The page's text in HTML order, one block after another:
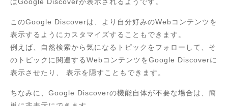
ばGoogle Discoverが表示されるようです。
このGoogle Discoverは、より自分好みのWebコンテンツを
表示するようにカスタマイズすることもできます。
例えば、自然検索から気になるトピックをフォローして、そ
のトピックに関連するWebコンテンツをGoogle Discoverに
表示させたり、 表示を隠すこともできます。
ちなみに、Google Discoverの機能自体が不要な場合は、簡